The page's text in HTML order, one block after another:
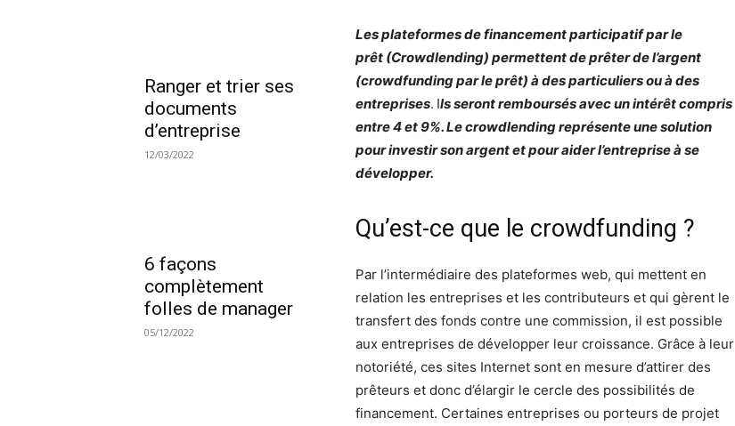
Ranger et trier ses
documents
d’entreprise
12/03/2022
6 façons
complètement
folles de manager
05/12/2022
Les plateformes de financement participatif par le
prêt (Crowdlending) permettent de prêter de l’argent
(crowdfunding par le prêt) à des particuliers ou à des
entreprises. Ils seront remboursés avec un intérêt compris
entre 4 et 9%. Le crowdlending représente une solution
pour investir son argent et pour aider l’entreprise à se
développer.
Qu’est-ce que le crowdfunding ?
Par l’intermédiaire des plateformes web, qui mettent en
relation les entreprises et les contributeurs et qui gèrent le
transfert des fonds contre une commission, il est possible
aux entreprises de développer leur croissance. Grâce à leur
notoriété, ces sites Internet sont en mesure d’attirer des
prêteurs et donc d’élargir le cercle des possibilités de
financement. Certaines entreprises ou porteurs de projet